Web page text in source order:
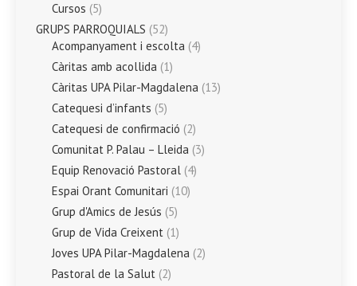
Cursos (5)
GRUPS PARROQUIALS (52)
Acompanyament i escolta (4)
Càritas amb acollida (1)
Càritas UPA Pilar-Magdalena (13)
Catequesi d’infants (5)
Catequesi de confirmació (2)
Comunitat P. Palau – Lleida (3)
Equip Renovació Pastoral (4)
Espai Orant Comunitari (10)
Grup d'Amics de Jesús (5)
Grup de Vida Creixent (1)
Joves UPA Pilar-Magdalena (2)
Pastoral de la Salut (2)